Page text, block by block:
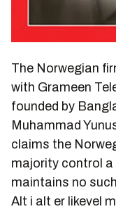
The Norwegian
with Grameen
founded by
Muhammad
claims the
majority control a
maintains no
Alt i alt er likevel